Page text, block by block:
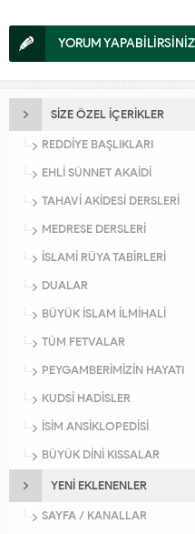
YORUM YAPABİLİRSİNİZ
SİZE ÖZEL İÇERİKLER
REDDİYE BAŞLIKLARI
EHLİ SÜNNET AKAİDİ
TAHAVİ AKİDESİ DERSLERİ
MEDRESE DERSLERİ
İSLAMİ RÜYA TABİRLERİ
DUALAR
BÜYÜK İSLAM İLMİHALİ
TÜM FETVALAR
PEYGAMBERİMİZİN HAYATI
KUDSİ HADİSLER
İSİM ANSİKLOPEDİSİ
BÜYÜK DİNİ KISSALAR
YENİ EKLENENLER
SAYFA / KANALLAR